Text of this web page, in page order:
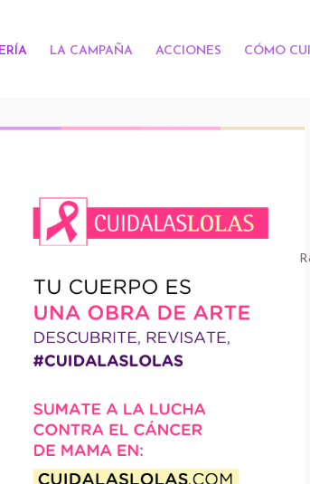
LA CAMPAÑA ACCIONES CÓMO